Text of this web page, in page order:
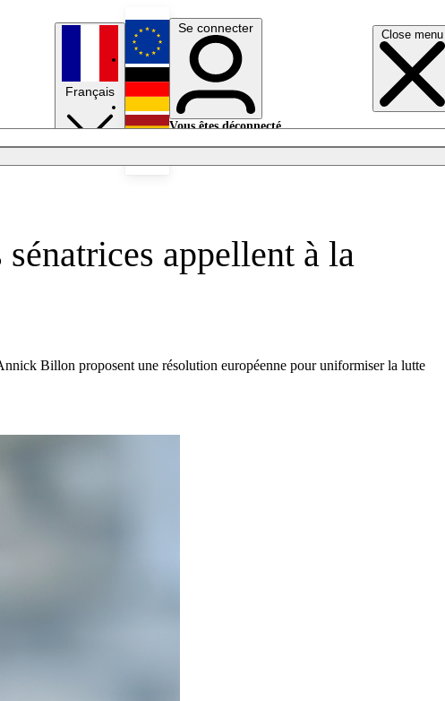
Close menu
Français
English
Deutsch
Se connecter
Vous êtes déconnecté.
appellent à la
Billon proposent une résolution européenne pour uniformiser la lutte